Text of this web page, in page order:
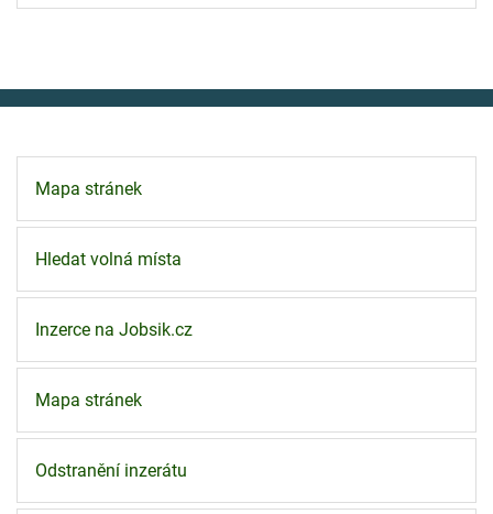
Mapa stránek
Hledat volná místa
Inzerce na Jobsik.cz
Mapa stránek
Odstranění inzerátu